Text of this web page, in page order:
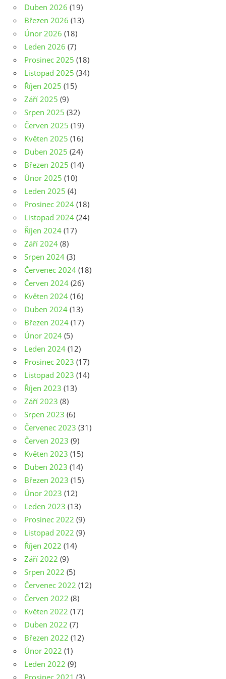
Duben 2026 (19)
Březen 2026 (13)
Únor 2026 (18)
Leden 2026 (7)
Prosinec 2025 (18)
Listopad 2025 (34)
Říjen 2025 (15)
Září 2025 (9)
Srpen 2025 (32)
Červen 2025 (19)
Květen 2025 (16)
Duben 2025 (24)
Březen 2025 (14)
Únor 2025 (10)
Leden 2025 (4)
Prosinec 2024 (18)
Listopad 2024 (24)
Říjen 2024 (17)
Září 2024 (8)
Srpen 2024 (3)
Červenec 2024 (18)
Červen 2024 (26)
Květen 2024 (16)
Duben 2024 (13)
Březen 2024 (17)
Únor 2024 (5)
Leden 2024 (12)
Prosinec 2023 (17)
Listopad 2023 (14)
Říjen 2023 (13)
Září 2023 (8)
Srpen 2023 (6)
Červenec 2023 (31)
Červen 2023 (9)
Květen 2023 (15)
Duben 2023 (14)
Březen 2023 (15)
Únor 2023 (12)
Leden 2023 (13)
Prosinec 2022 (9)
Listopad 2022 (9)
Říjen 2022 (14)
Září 2022 (9)
Srpen 2022 (5)
Červenec 2022 (12)
Červen 2022 (8)
Květen 2022 (17)
Duben 2022 (7)
Březen 2022 (12)
Únor 2022 (1)
Leden 2022 (9)